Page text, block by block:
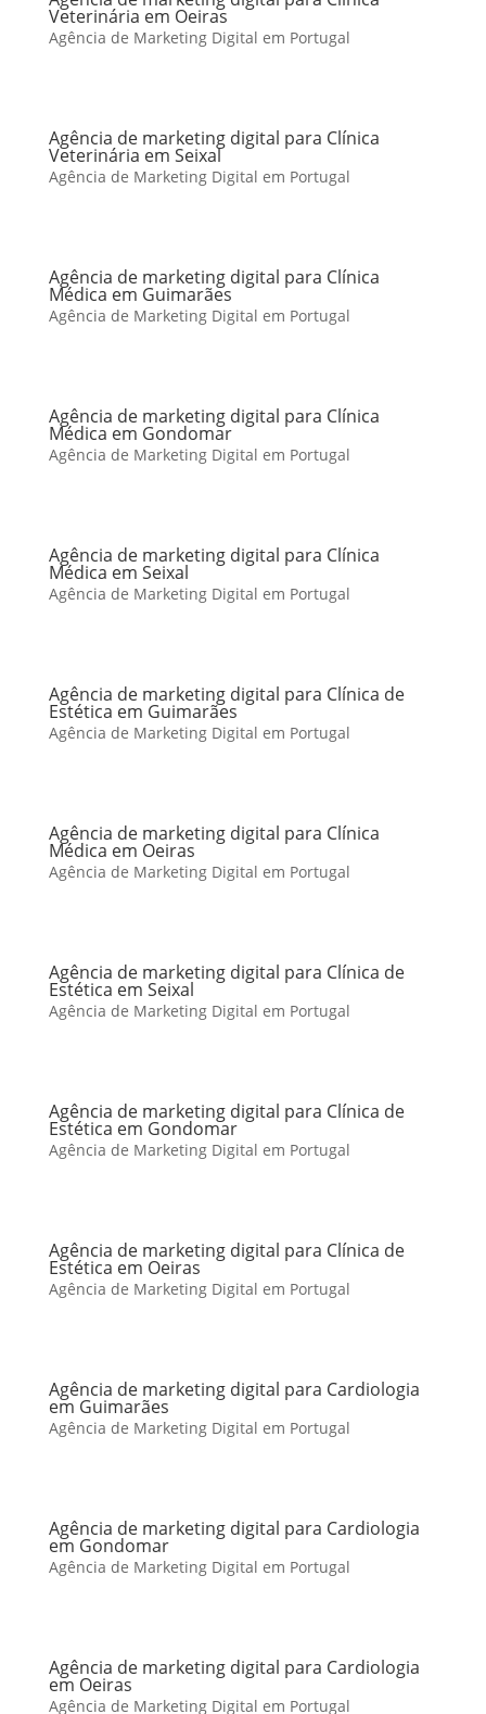
Veterinária em Oeiras
Agência de Marketing Digital em Portugal
Agência de marketing digital para Clínica
Veterinária em Seixal
Agência de Marketing Digital em Portugal
Agência de marketing digital para Clínica
Médica em Guimarães
Agência de Marketing Digital em Portugal
Agência de marketing digital para Clínica
Médica em Gondomar
Agência de Marketing Digital em Portugal
Agência de marketing digital para Clínica
Médica em Seixal
Agência de Marketing Digital em Portugal
Agência de marketing digital para Clínica de
Estética em Guimarães
Agência de Marketing Digital em Portugal
Agência de marketing digital para Clínica
Médica em Oeiras
Agência de Marketing Digital em Portugal
Agência de marketing digital para Clínica de
Estética em Seixal
Agência de Marketing Digital em Portugal
Agência de marketing digital para Clínica de
Estética em Gondomar
Agência de Marketing Digital em Portugal
Agência de marketing digital para Clínica de
Estética em Oeiras
Agência de Marketing Digital em Portugal
Agência de marketing digital para Cardiologia
em Guimarães
Agência de Marketing Digital em Portugal
Agência de marketing digital para Cardiologia
em Gondomar
Agência de Marketing Digital em Portugal
Agência de marketing digital para Cardiologia
em Oeiras
Agência de Marketing Digital em Portugal